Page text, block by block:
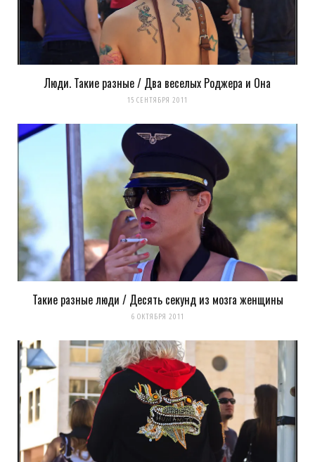
последующих моих комментариев.
Уведомить меня о новых комментариях по email.
Уведомлять меня о новых записях почтой.
Оповещать о новых
Люди. Такие разные / Два веселых Роджера и Она
15 СЕНТЯБРЯ 2011
Такие разные люди / Десять секунд из мозга женщины
6 ОКТЯБРЯ 2011